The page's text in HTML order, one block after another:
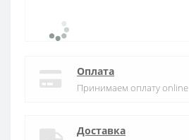
Оплата
Принимаем оплату online
Доставка